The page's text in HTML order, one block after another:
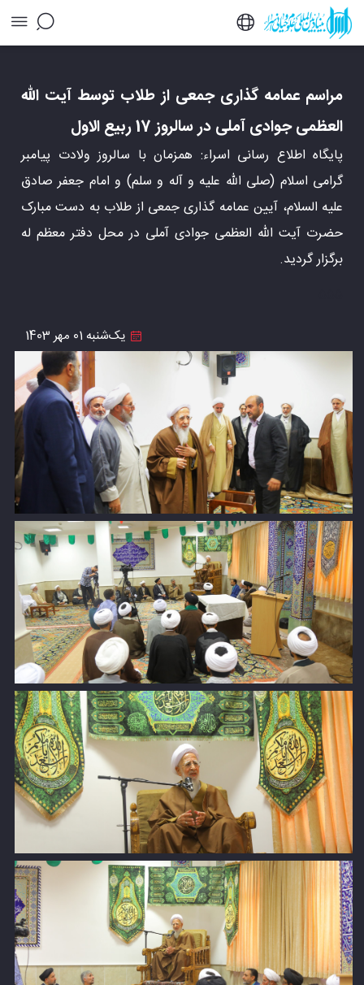
خبرگزاری اسراء
مراسم عمامه گذاری جمعی از طلاب توسط آیت الله
العظمی جوادی آملی در سالروز 17 ربیع الاول
پایگاه اطلاع رسانی اسراء: همزمان با سالروز ولادت پیامبر
گرامی اسلام (صلی الله علیه و آله و سلم) و امام جعفر صادق
علیه السلام، آیین عمامه گذاری جمعی از طلاب به دست مبارک
حضرت آیت الله العظمی جوادی آملی در محل دفتر معظم له
برگزار گردید.
یک‌شنبه 01 مهر 1403